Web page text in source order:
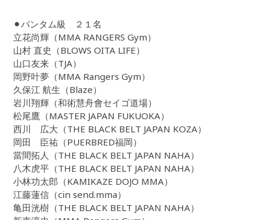
⚫︎バンタム級 ２１名
立花尚輝（MMA RANGERS Gym）
山村 直史（BLOWS OITA LIFE）
山口友来（TJA）
岡野叶夢（MMA Rangers Gym）
久保江 航生（Blaze）
岩川翔輝（和術慧舟會セイゴ道場）
松尾鷹（MASTER JAPAN FUKUOKA）
西川 広大（THE BLACK BELT JAPAN KOZA）
岡田 臣祐（PUERBRED福岡）
當間拓人（THE BLACK BELT JAPAN NAHA）
八木虎平（THE BLACK BELT JAPAN NAHA）
小林功太郎（KAMIKAZE DOJO MMA）
江藤蓮信（cin send.mma）
亀田洸樹（THE BLACK BELT JAPAN NAHA）